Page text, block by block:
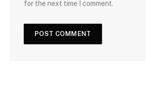
for the next time I comment.